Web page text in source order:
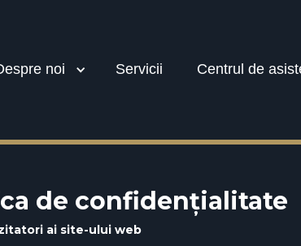
noi Servicii Centrul de
de confidențialitate
ai site-ului web